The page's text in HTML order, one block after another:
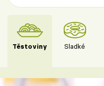
Těstoviny Sladké